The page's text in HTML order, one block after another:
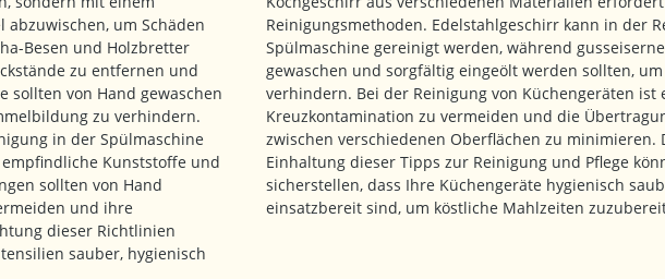
um Schäden
Besen und Holzbretter
zu entfernen und
sollten von Hand gewaschen
zu verhindern.
in der Spülmaschine
Kunststoffe und
sollten von Hand
und ihre
dieser Richtlinien
sauber, hygienisch
Reinigungsmethoden. Edelstahlgeschirr kann in der
Spülmaschine gereinigt werden, während
gewaschen und sorgfältig eingeölt werden sollten,
verhindern. Bei der Reinigung von Küchengeräten ist
Kreuzkontamination zu vermeiden und die
zwischen verschiedenen Oberflächen zu minimieren.
Einhaltung dieser Tipps zur Reinigung und Pflege
sicherstellen, dass Ihre Küchengeräte hygienisch
einsatzbereit sind, um köstliche Mahlzeiten